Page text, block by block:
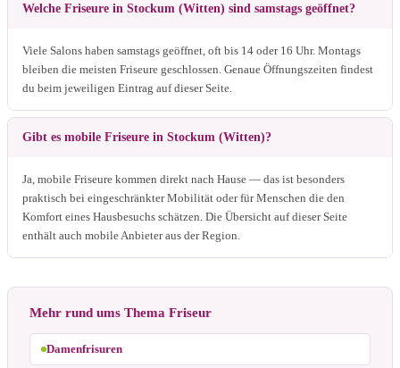
Welche Friseure in Stockum (Witten) sind samstags geöffnet?
Viele Salons haben samstags geöffnet, oft bis 14 oder 16 Uhr. Montags
bleiben die meisten Friseure geschlossen. Genaue Öffnungszeiten findest
du beim jeweiligen Eintrag auf dieser Seite.
Gibt es mobile Friseure in Stockum (Witten)?
Ja, mobile Friseure kommen direkt nach Hause — das ist besonders
praktisch bei eingeschränkter Mobilität oder für Menschen die den
Komfort eines Hausbesuchs schätzen. Die Übersicht auf dieser Seite
enthält auch mobile Anbieter aus der Region.
Mehr rund ums Thema Friseur
Damenfrisuren